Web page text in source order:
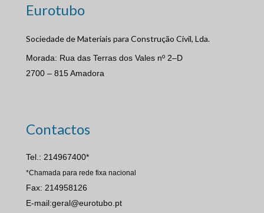
Eurotubo
Sociedade de Materiais para Construção Civil, Lda.
Morada: Rua das Terras dos Vales nº 2–D
2700 – 815 Amadora
Contactos
Tel.: 214967400*
*Chamada para rede fixa nacional
Fax: 214958126
E-mail:geral@eurotubo.pt